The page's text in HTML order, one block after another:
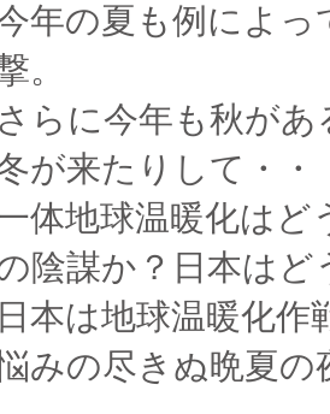
年の夏も例によっ
。
さらに今年も秋が
が来たりして・・
体地球温暖化はど
陰謀か？日本はど
日本は地球温暖化
みの尽きぬ晩夏の